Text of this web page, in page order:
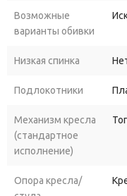
Возможные
варианты обивки
Низкая спинка
Подлокотники
Механизм кресла
(стандартное
исполнение)
Опора кресла/